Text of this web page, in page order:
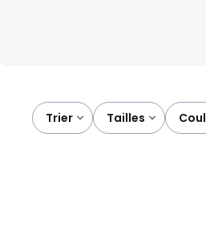
Trier tailles